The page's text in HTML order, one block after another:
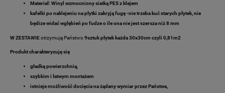
Materiał: Winyl wzmocniony siatką PES z klejem
kafelki po naklejeniu na płytki zakryją fugę -nie trzeba kuć starych płytek, nie
będize widać wgłębień po fudze o ile ona nie jest szersza niż 8 mm
W ZESTAWIEotrzymują Państwo9sztuk płytek każda 30x30cm czyli 0,81m2
Produkt charakteryzuję się
gładką powierzchnią,
szybkim i łatwym montażem
istnieje możliwość docięcia na żądany wymiar przez Państwa,